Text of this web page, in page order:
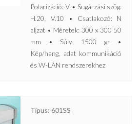
Polarizáció: V • Sugárzási szög:
H.20, V.10 • Csatlakozó: N
aljzat • Méretek: 300 x 300 50
mm • Súly: 1500 gr •
Kép/hang, adat kommunikáció
és W-LAN rendszerekhez
Típus: 601SS